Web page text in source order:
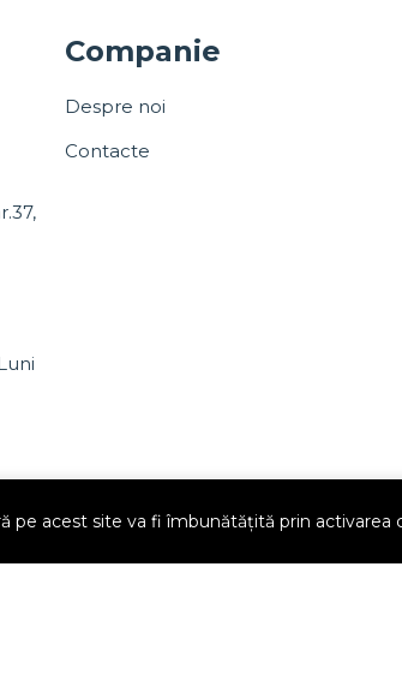
Companie
Despre noi
Contacte
pe acest site va fi îmbunătățită prin activarea